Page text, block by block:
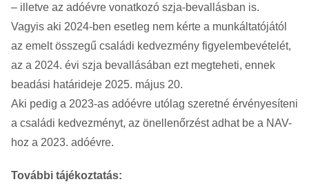
– illetve az adóévre vonatkozó szja-bevallásban is.
Vagyis aki 2024-ben esetleg nem kérte a munkáltatójától
az emelt összegű családi kedvezmény figyelembevételét,
az a 2024. évi szja bevallásában ezt megteheti, ennek
beadási határideje 2025. május 20.
Aki pedig a 2023-as adóévre utólag szeretné érvényesíteni
a családi kedvezményt, az önellenőrzést adhat be a NAV-
hoz a 2023. adóévre.
További tájékoztatás: